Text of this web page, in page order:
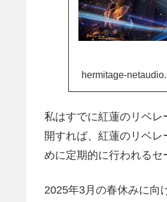
hermitage-
私はすでに紅蓮のリベ
開すれば、紅蓮のリベ
めに定期的に行われるセ
2025年3月の春休みに向